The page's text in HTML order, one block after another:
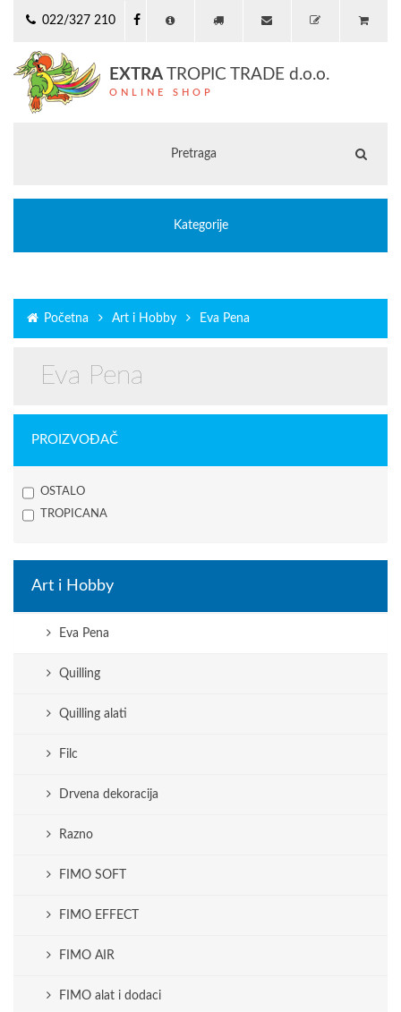
022/327 210
EXTRA TROPIC TRADE d.o.o.
ONLINE SHOP
Kategorije
Početna Art i Hobby Eva Pena
Eva Pena
PROIZVOĐAČ
OSTALO
TROPICANA
Art i Hobby
Eva Pena
Quilling
Quilling alati
Filc
Drvena dekoracija
Razno
FIMO SOFT
FIMO EFFECT
FIMO AIR
FIMO alat i dodaci